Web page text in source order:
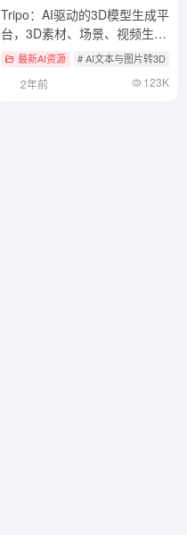
Tripo：AI驱动的3D模型生成平
台，3D素材、场景、视频生成
工具最新AI资源 # AI文本与图片转3D
2年前 123K